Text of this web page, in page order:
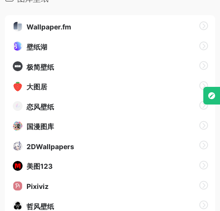
Wallpaper.fm
壁纸湖
极简壁纸
大图居
恋风壁纸
国漫图库
2DWallpapers
美图123
Pixiviz
哲风壁纸